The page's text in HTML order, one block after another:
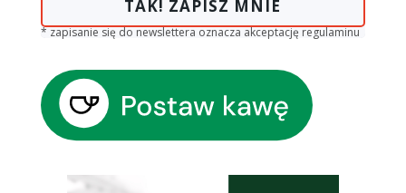
TAK! ZAPISZ MNIE
* zapisanie się do newslettera oznacza akceptację regulaminu